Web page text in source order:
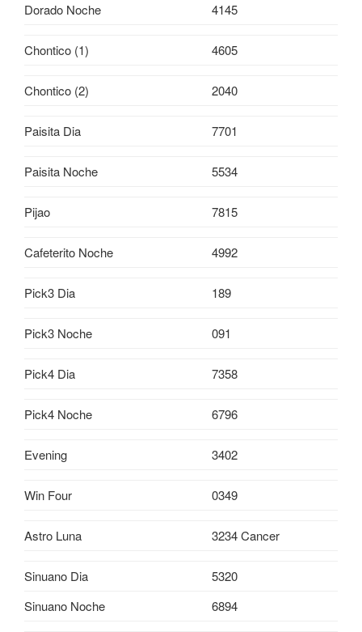
Dorado Noche 4145
Chontico (1) 4605
Chontico (2) 2040
Paisita Dia 7701
Paisita Noche 5534
Pijao 7815
Cafeterito Noche 4992
Pick3 Dia 189
Pick3 Noche 091
Pick4 Dia 7358
Pick4 Noche 6796
Evening 3402
Win Four 0349
Astro Luna 3234 Cancer
Sinuano Dia
5320
Sinuano Noche
6894